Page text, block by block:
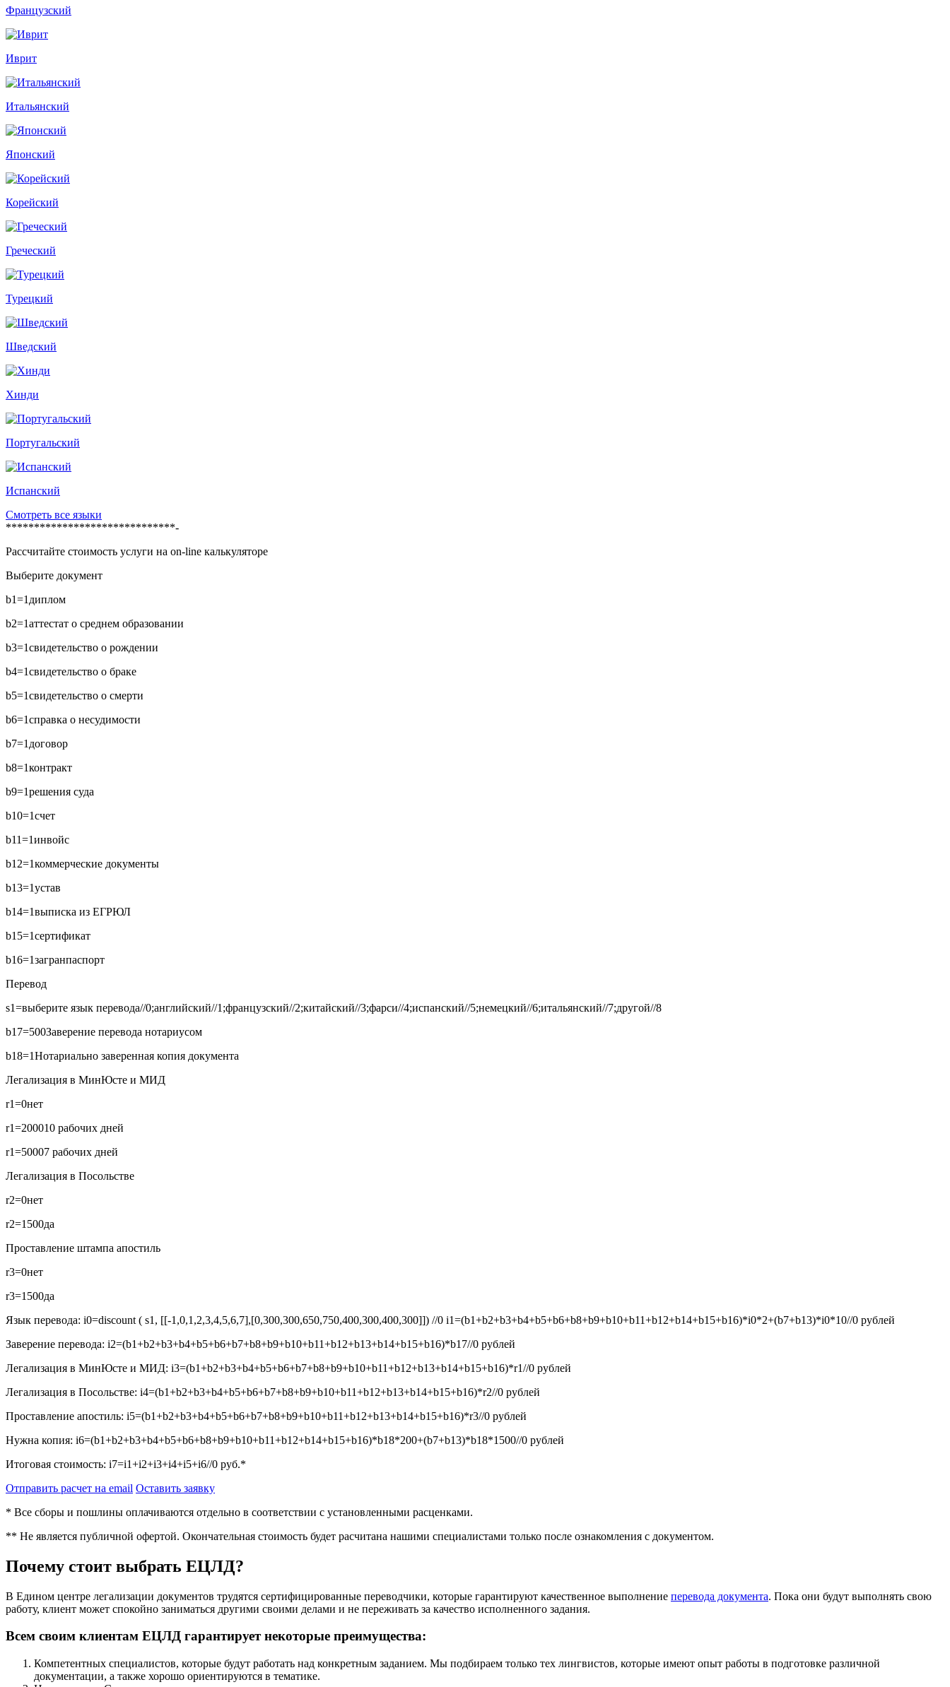
Французский
Иврит
Итальянский
Японский
Корейский
Греческий
Турецкий
Шведский
Хинди
Португальский
Испанский
Смотреть все языки
******************************-
Рассчитайте стоимость услуги на on-line калькуляторе
Выберите документ
b1=1 диплом
b2=1аттестат о среднем образовании
b3=1свидетельство о рождении
b4=1свидетельство о браке
b5=1свидетельство о смерти
b6=1справка о несудимости
b7=1 договор
b8=1контракт
b9=1решения суда
b10=1счет
b11=1инвойс
b12=1коммерческие документы
b13=1устав
b14=1выписка из ЕГРЮЛ
b15=1сертификат
b16=1загранпаспорт
Перевод
s1=выберите язык перевода//0;английский//1;французский//2;китайский//3;фарси//4;испанский//5;немецкий//6;итальянский//7;другой//8
b17=500Заверение перевода нотариусом
b18=1Нотариально заверенная копия документа
Легализация в МинЮсте и МИД
r1=0нет
r1=200010 рабочих дней
r1=50007 рабочих дней
Легализация в Посольстве
r2=0нет
r2=1500да
Проставление штампа апостиль
r3=0нет
r3=1500да
Язык перевода: i0=discount ( s1, [[-1,0,1,2,3,4,5,6,7],[0,300,300,650,750,400,300,400,300]]) //0 i1=(b1+b2+b3+b4+b5+b6+b8+b9+b10+b11+b12+b14+b15+b16)*i0*2+(b7+b13)*i0*10//0 рублей
Заверение перевода: i2=(b1+b2+b3+b4+b5+b6+b7+b8+b9+b10+b11+b12+b13+b14+b15+b16)*b17//0 рублей
Легализация в МинЮсте и МИД: i3=(b1+b2+b3+b4+b5+b6+b7+b8+b9+b10+b11+b12+b13+b14+b15+b16)*r1//0 рублей
Легализация в Посольстве: i4=(b1+b2+b3+b4+b5+b6+b7+b8+b9+b10+b11+b12+b13+b14+b15+b16)*r2//0 рублей
Проставление апостиль: i5=(b1+b2+b3+b4+b5+b6+b7+b8+b9+b10+b11+b12+b13+b14+b15+b16)*r3//0 рублей
Нужна копия: i6=(b1+b2+b3+b4+b5+b6+b8+b9+b10+b11+b12+b14+b15+b16)*b18*200+(b7+b13)*b18*1500//0 рублей
Итоговая стоимость: i7=i1+i2+i3+i4+i5+i6//0 руб.*
Отправить расчет на email Оставить заявку
* Все сборы и пошлины оплачиваются отдельно в соответствии с установленными расценками.
** Не является публичной офертой. Окончательная стоимость будет расчитана нашими специалистами только после ознакомления с документом.
Почему стоит выбрать ЕЦЛД?
В Едином центре легализации документов трудятся сертифицированные переводчики, которые гарантируют качественное выполнение перевода документа. Пока они будут выполнять свою
работу, клиент может спокойно заниматься другими своими делами и не переживать за качество исполненного задания.
Всем своим клиентам ЕЦЛД гарантирует некоторые преимущества:
Компетентных специалистов, которые будут работать над конкретным заданием. Мы подбираем только тех лингвистов, которые имеют опыт работы в подготовке различной
документации, а также хорошо ориентируются в тематике.